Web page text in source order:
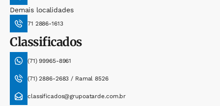
Demais localidades
71 2886-1613
Classificados
(71) 99965-8961
(71) 2886-2683 / Ramal 8526
classificados@grupoatarde.com.br